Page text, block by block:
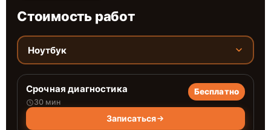
Стоимость работ
Ноутбук
Срочная диагностика
30 мин
Бесплатно
Записаться